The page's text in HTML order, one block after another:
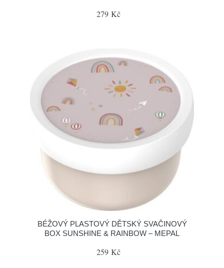
279 Kč
BÉŽOVÝ PLASTOVÝ DĚTSKÝ SVAČINOVÝ
BOX SUNSHINE & RAINBOW – MEPAL
259 Kč